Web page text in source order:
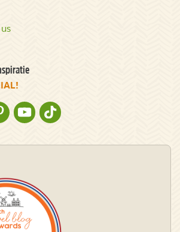
OP FACEBOOKOP INSTAGRAM
OP PINTEREST
NATURESCANNER OP YOUTUBE
NATURESCANNER OP TIKTOK